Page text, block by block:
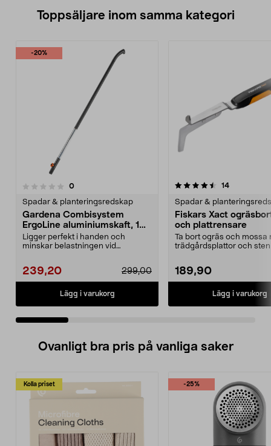
Toppsäljare inom samma kategori
-20%
0recensioner
Spadar & planteringsredskap
Gardena Combisystem
ErgoLine aluminiumskaft, 130
cm
Ligger perfekt i handen och
minskar belastningen vid
239,20 299,00
Lägg i varukorg
4.5 av 5 stjärnor 14recensioner
Spadar &
Fiskars Xact
och plattrensare
Ta bort ogräs och mossa
trädgårdsplattor och
189,90
Lägg i varukorg
4.5 av 5 stjärnor
Ovanligt bra pris på vanliga saker
Kolla priset -25%